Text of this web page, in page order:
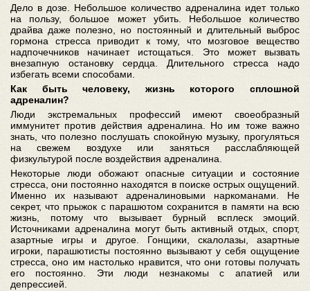
Дело в дозе. Небольшое количество адреналина идет только
на пользу, большое может убить. Небольшое количество
драйва даже полезно, но постоянный и длительный выброс
гормона стресса приводит к тому, что мозговое вещество
надпочечников начинает истощаться. Это может вызвать
внезапную остановку сердца. Длительного стресса надо
избегать всеми способами.
Как быть человеку, жизнь которого сплошной
адреналин?
Люди экстремальных профессий имеют своеобразный
иммунитет против действия адреналина. Но им тоже важно
знать, что полезно послушать спокойную музыку, прогуляться
на свежем воздухе или заняться расслабляющей
физкультурой после воздействия адреналина.
Некоторые люди обожают опасные ситуации и состояние
стресса, они постоянно находятся в поиске острых ощущений.
Именно их называют адреналиновыми наркоманами. Не
секрет, что прыжок с парашютом сохранится в памяти на всю
жизнь, потому что вызывает бурный всплеск эмоций.
Источниками адреналина могут быть активный отдых, спорт,
азартные игры и другое. Гонщики, скалолазы, азартные
игроки, парашютисты постоянно вызывают у себя ощущение
стресса, оно им настолько нравится, что они готовы получать
его постоянно. Эти люди незнакомы с апатией или
депрессией.